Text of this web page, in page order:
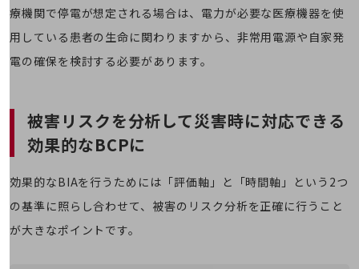
サービス別サポート情報
ご契約中サービスの一元管理
Web明細(ビリングステーション)
療機関で停電が想定される場合は、電力が必要な医療機器を使
用している患者の生命に関わりますから、非常用電源や自家発
電の確保を検討する必要があります。
被害リスクを分析して災害時に対応できる
効果的なBCPに
効果的なBIAを行うためには「評価軸」と「時間軸」という2つ
の基準に照らし合わせて、被害のリスク分析を正確に行うこと
が大きなポイントです。